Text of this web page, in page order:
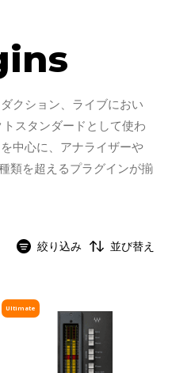
クション、ライブにおい
スタンダードとして使わ
中心に、アナライザーや
類を超えるプラグインが揃
絞り込み 並び替え
Ultimate